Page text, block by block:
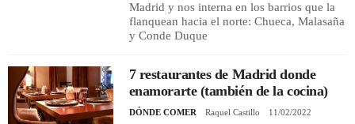
Madrid y nos interna en los barrios que la
flanquean hacia el norte: Chueca, Malasaña
y Conde Duque
7 restaurantes de Madrid donde
enamorarte (también de la cocina)
DÓNDE COMER Raquel Castillo 11/02/2022